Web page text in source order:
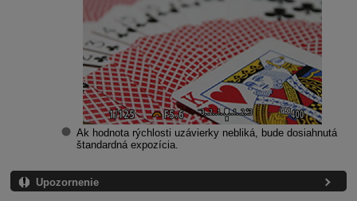
Ak hodnota rýchlosti uzávierky nebliká, bude dosiahnutá
štandardná expozícia.
Upozornenie